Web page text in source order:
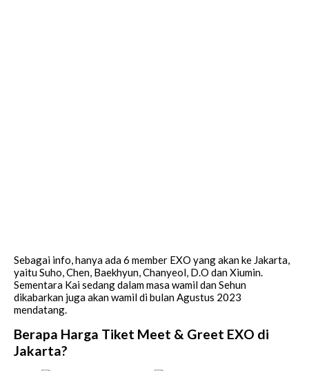
Sebagai info, hanya ada 6 member EXO yang akan ke Jakarta,
yaitu Suho, Chen, Baekhyun, Chanyeol, D.O dan Xiumin.
Sementara Kai sedang dalam masa wamil dan Sehun
dikabarkan juga akan wamil di bulan Agustus 2023
mendatang.
Berapa Harga Tiket Meet & Greet EXO di
Jakarta?